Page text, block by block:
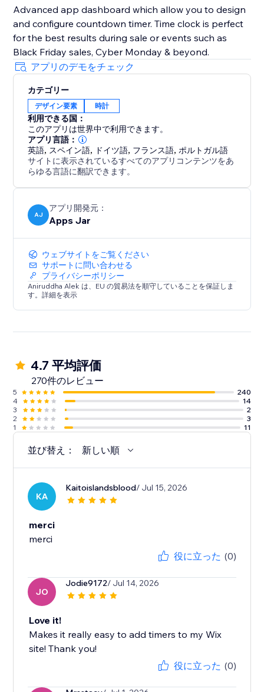
Advanced app dashboard which allow you to design
and configure countdown timer. Time clock is perfect
for the best results during sale or events such as
Black Friday sales, Cyber Monday & beyond.
アプリのデモをチェック
カテゴリー
デザイン要素 時計
利用できる国：
このアプリは世界中で利用できます。
アプリ言語：
英語, スペイン語, ドイツ語, フランス語, ポルトガル語
サイトに表示されているすべてのアプリコンテンツをあ
らゆる言語に翻訳できます。
AJ
アプリ開発元：
Apps Jar
ウェブサイトをご覧ください
サポートに問い合わせる
プライバシーポリシー
Aniruddha Alek は、EU の貿易法を順守していることを保証しま
す。詳細を表示
4.7 平均評価
270件のレビュー
5
240
4
14
3
2
2
3
1
11
並び替え： 新しい順
KA
Kaitoislandsblood/ Jul 15, 2026
merci
merci
役に立った (0)
JO
Jodie9172/ Jul 14, 2026
Love it!
Makes it really easy to add timers to my Wix
site! Thank you!
役に立った (0)